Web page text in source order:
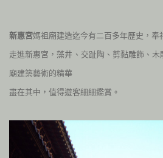
新惠宮媽祖廟建造迄今有二百多年歷史，奉
走進新惠宮，藻井、交趾陶、剪黏雕飾、
廟建築藝術的精華
盡在其中，值得遊客細細鑑賞。